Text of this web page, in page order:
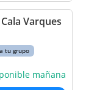
Varques
tu grupo
mañana